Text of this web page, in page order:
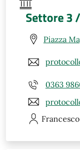
Settore 3
Piazza
0363